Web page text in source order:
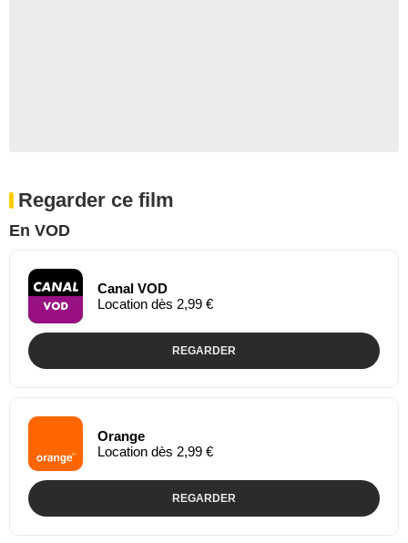
Regarder ce film
En VOD
Canal VOD
Location dès 2,99 €
REGARDER
Orange
Location dès 2,99 €
REGARDER